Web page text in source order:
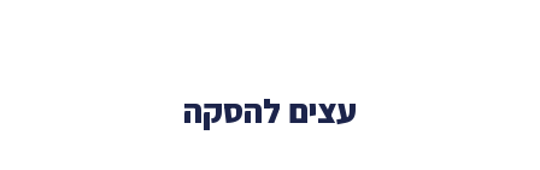
עצים להסקה